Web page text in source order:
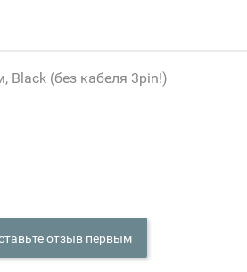
Black (без кабеля 3pin!)
отзыв первым